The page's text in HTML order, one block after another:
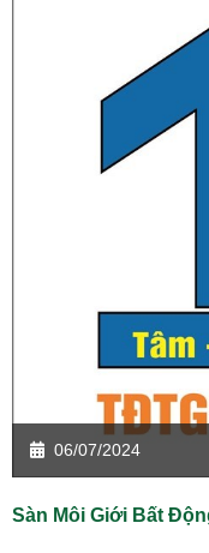
06/07/2024
Sàn Môi Giới Bất